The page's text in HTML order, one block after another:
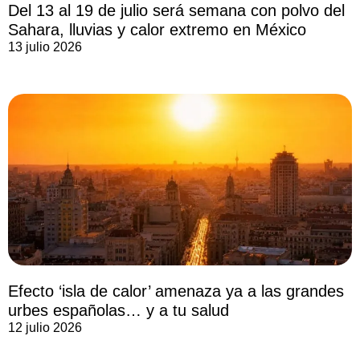
Del 13 al 19 de julio será semana con polvo del
Sahara, lluvias y calor extremo en México
13 julio 2026
Efecto ‘isla de calor’ amenaza ya a las grandes
urbes españolas… y a tu salud
12 julio 2026